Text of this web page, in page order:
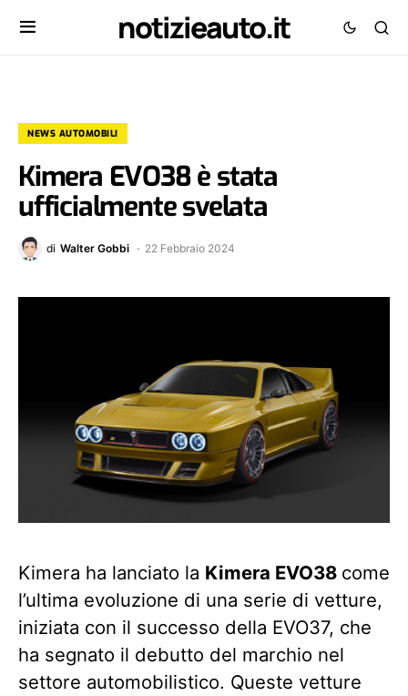
notizieauto.it
NEWS AUTOMOBILI
Kimera EVO38 è stata
ufficialmente svelata
di Walter Gobbi 22 Febbraio 2024
Kimera ha lanciato la Kimera EVO38 come
l’ultima evoluzione di una serie di vetture,
iniziata con il successo della EVO37, che
ha segnato il debutto del marchio nel
settore automobilistico. Queste vetture